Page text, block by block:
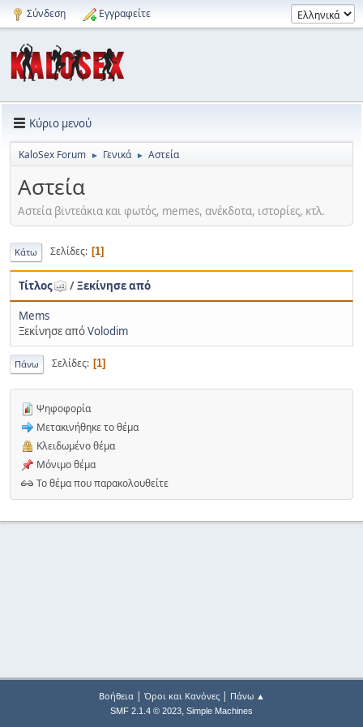
Σύνδεση Εγγραφείτε
Κύριο μενού
KaloSex Forum ► Γενικά ► Αστεία
Αστεία
Αστεία βιντεάκια και φωτός, memes, ανέκδοτα, ιστορίες, κτλ.
Κάτω Σελίδες 1
Τίτλος /Ξεκίνησε από
Mems
Ξεκίνησε απόVolodim
Πάνω Σελίδες 1
Ψηφοφορία
Μετακινήθηκε το θέμα
Κλειδωμένο θέμα
Μόνιμο θέμα
Το θέμα που παρακολουθείτε
Βοήθεια| Όροι και Κανόνες| Πάνω ▲
SMF 2.1.4 © 2023, Simple Machines